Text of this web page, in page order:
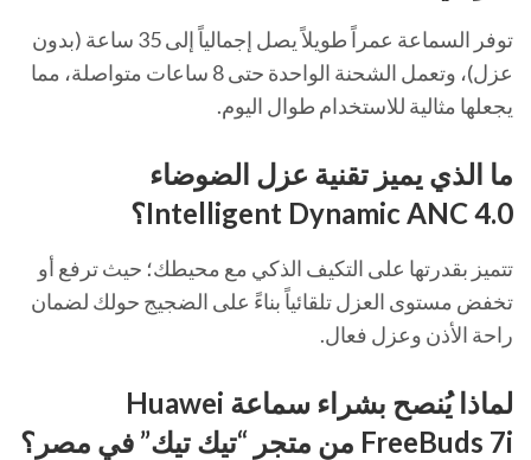
توفر السماعة عمراً طويلاً يصل إجمالياً إلى 35 ساعة (بدون
عزل)، وتعمل الشحنة الواحدة حتى 8 ساعات متواصلة، مما
يجعلها مثالية للاستخدام طوال اليوم.
ما الذي يميز تقنية عزل الضوضاء
Intelligent Dynamic ANC 4.0؟
تتميز بقدرتها على التكيف الذكي مع محيطك؛ حيث ترفع أو
تخفض مستوى العزل تلقائياً بناءً على الضجيج حولك لضمان
راحة الأذن وعزل فعال.
لماذا يُنصح بشراء
سماعة Huawei
FreeBuds 7i من متجر “تيك تيك” في مصر؟